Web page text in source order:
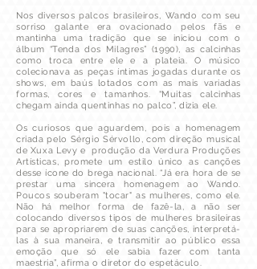
Nos diversos palcos brasileiros, Wando com seu
sorriso galante era ovacionado pelos fãs e
mantinha uma tradição que se iniciou com o
álbum “Tenda dos Milagres” (1990), as calcinhas
como troca entre ele e a plateia. O músico
colecionava as peças íntimas jogadas durante os
shows, em baús lotados com as mais variadas
formas, cores e tamanhos. “Muitas calcinhas
chegam ainda quentinhas no palco”, dizia ele.
Os curiosos que aguardem, pois a homenagem
criada pelo Sérgio Sérvollo, com direção musical
de Xuxa Levy e produção da Verdura Produções
Artísticas, promete um estilo único as canções
desse ícone do brega nacional. “Já era hora de se
prestar uma sincera homenagem ao Wando.
Poucos souberam "tocar" as mulheres, como ele.
Não há melhor forma de fazê-la, a não ser
colocando diversos tipos de mulheres brasileiras
para se apropriarem de suas canções, interpretá-
las à sua maneira, e transmitir ao público essa
emoção que só ele sabia fazer com tanta
maestria”, afirma o diretor do espetáculo.